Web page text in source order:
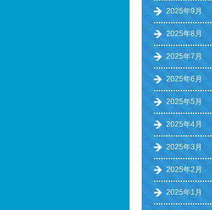
2025年9月
2025年8月
2025年7月
2025年6月
2025年5月
2025年4月
2025年3月
2025年2月
2025年1月